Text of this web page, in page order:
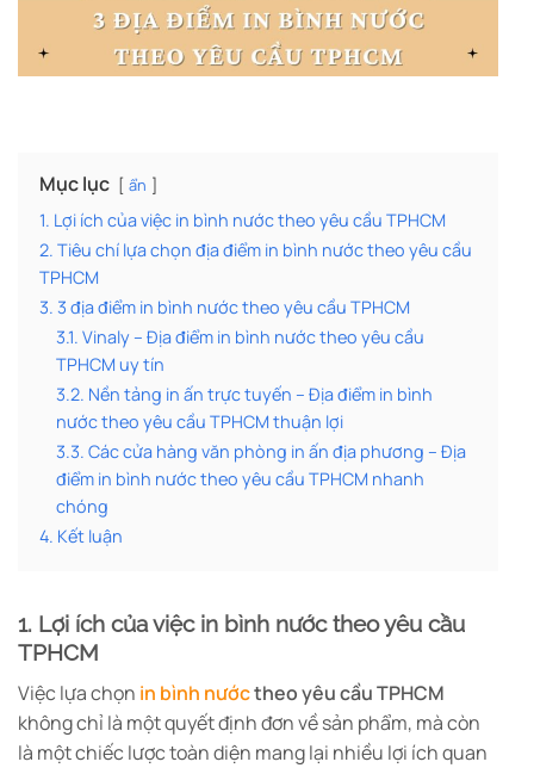
Mục lục ẩn
1. Lợi ích của việc in bình nước theo yêu cầu TPHCM
2. Tiêu chí lựa chọn địa điểm in bình nước theo yêu cầu
TPHCM
3. 3 địa điểm in bình nước theo yêu cầu TPHCM
3.1. Vinaly – Địa điểm in bình nước theo yêu cầu
TPHCM uy tín
3.2. Nền tảng in ấn trực tuyến – Địa điểm in bình
nước theo yêu cầu TPHCM thuận lợi
3.3. Các cửa hàng văn phòng in ấn địa phương – Địa
điểm in bình nước theo yêu cầu TPHCM nhanh
chóng
4. Kết luận
1. Lợi ích của việc in bình nước theo yêu cầu
TPHCM
Việc lựa chọn in bình nướctheo yêu cầu TPHCM
không chỉ là một quyết định đơn về sản phẩm, mà còn
là một chiếc lược toàn diện mang lại nhiều lợi ích quan